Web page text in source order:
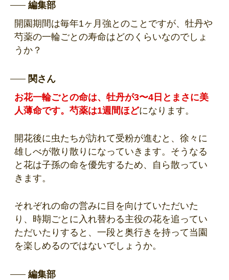
編集部
開園期間は毎年1ヶ月強とのことですが、牡丹や
芍薬の一輪ごとの寿命はどのくらいなのでしょ
うか？
関さん
お花一輪ごとの命は、牡丹が3〜4日とまさに美
人薄命です。芍薬は1週間ほどになります。
開花後に虫たちが訪れて受粉が進むと、徐々に
雄しべが散り散りになっていきます。そうなる
と花は子孫の命を優先するため、自ら散ってい
きます。
それぞれの命の営みに目を向けていただいた
り、時期ごとに入れ替わる主役の花を追ってい
ただいたりすると、一段と奥行きを持って当園
を楽しめるのではないでしょうか。
編集部